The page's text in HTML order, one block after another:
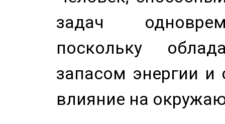
задач
поскольку
запасом энергии и
влияние на